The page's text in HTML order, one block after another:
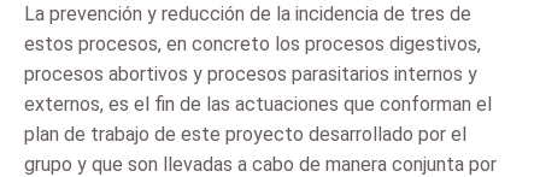
La prevención y reducción de la incidencia de tres de
estos procesos, en concreto los procesos digestivos,
procesos abortivos y procesos parasitarios internos y
externos, es el fin de las actuaciones que conforman el
plan de trabajo de este proyecto desarrollado por el
grupo y que son llevadas a cabo de manera conjunta por